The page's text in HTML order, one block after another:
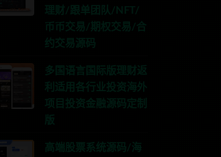
理财/跟单团队/NFT/
币币交易/期权交易/合
约交易源码
多国语言国际版理财返
利适用各行业投资海外
项目投资金融源码定制
版
高端股票系统源码/海